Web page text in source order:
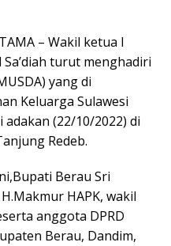
– Wakil ketua I
turut menghadiri
yang di
Keluarga Sulawesi
adakan (22/10/2022) di
Redeb.
Berau Sri
HAPK, wakil
anggota DPRD
Berau, Dandim,